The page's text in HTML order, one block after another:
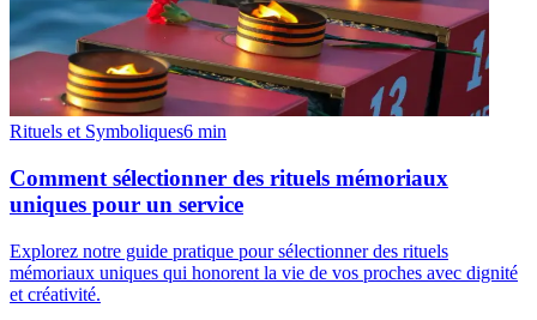
Rituels et Symboliques6 min
Comment sélectionner des rituels mémoriaux
uniques pour un service
Explorez notre guide pratique pour sélectionner des rituels
mémoriaux uniques qui honorent la vie de vos proches avec dignité
et créativité.